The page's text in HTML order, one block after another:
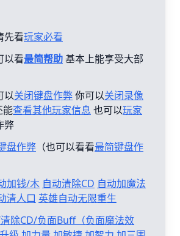
先看玩家必看
以看最简帮助基本上能享受大部
以关闭键盘作弊你可以关闭录像
能查看其他玩家信息 也可以玩家
弊
盘作弊 （也可以看看最简键盘作
加钱/木 自动清除CD 自动加魔法
清人口 英雄自动无限重生
除CD/负面Buff（负面魔法效